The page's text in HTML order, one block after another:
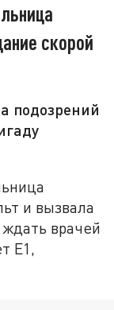
скорой
подозрений
и вызвала
врачей
Е1,